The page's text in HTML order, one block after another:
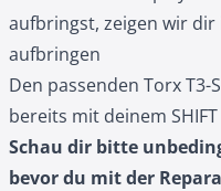
aufbringst, zeigen wir dir
aufbringen
Den passenden Torx
bereits mit deinem
Schau dir bitte
bevor du mit der